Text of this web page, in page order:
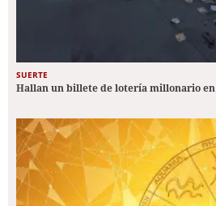
SUERTE
Hallan un billete de lotería millonario